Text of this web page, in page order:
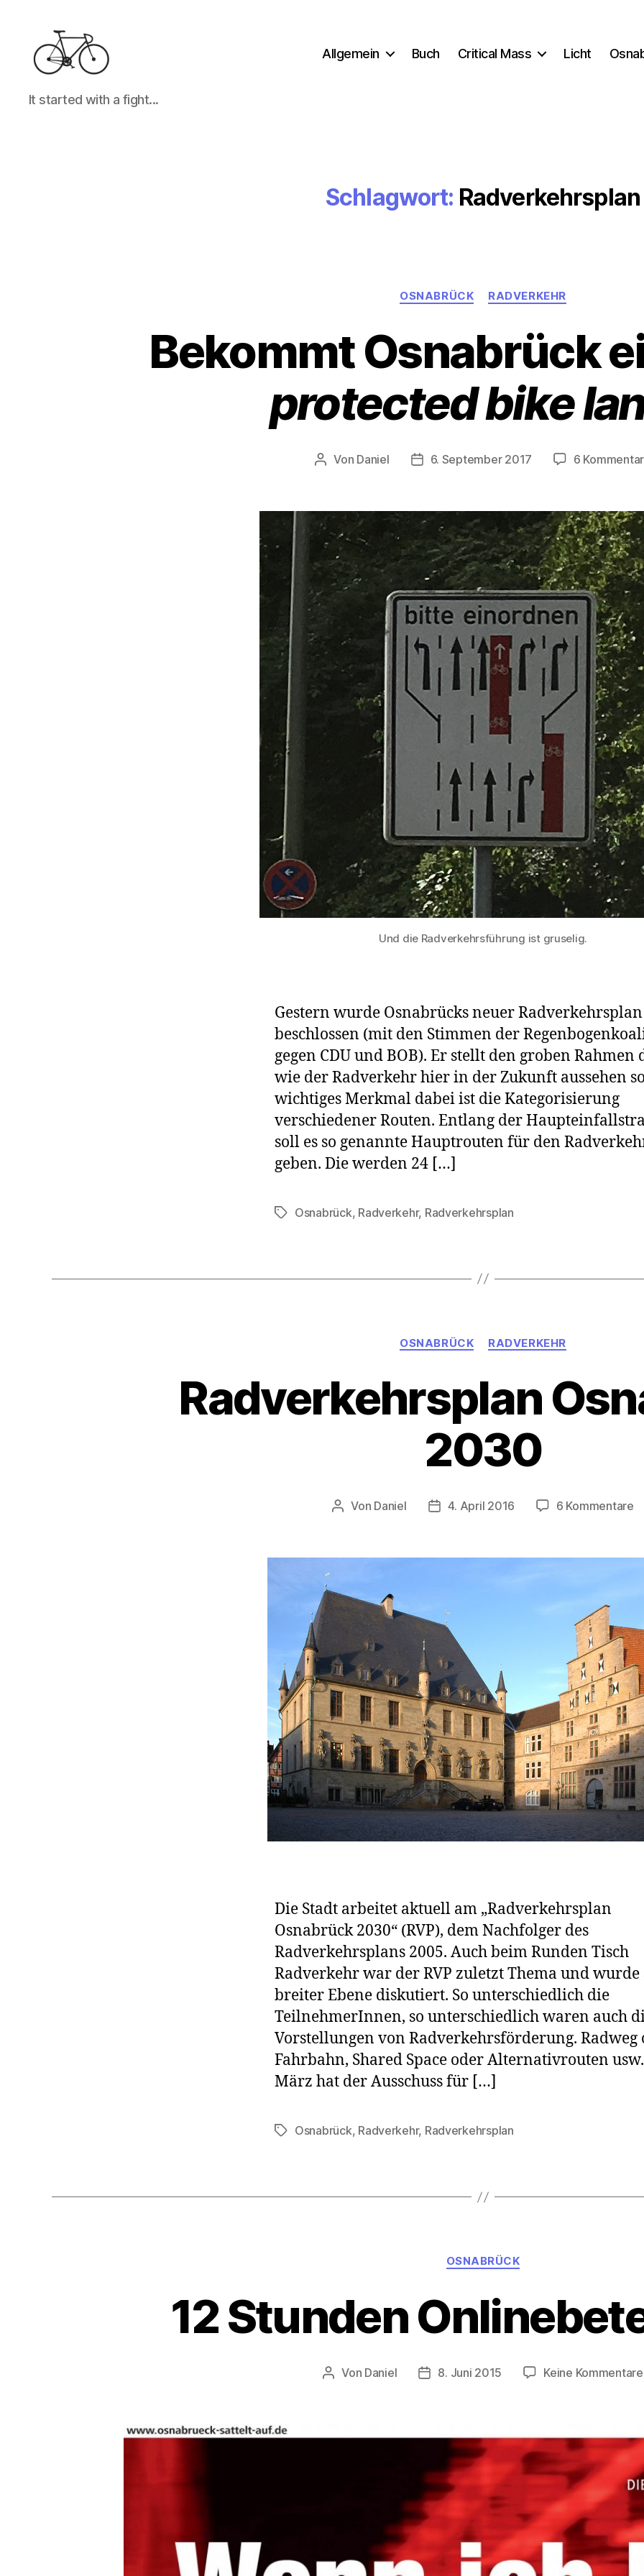
It
started
It started with a fight...
Allgemein Buch Critical Mass Licht
Schlagwort: Radverkehrsplan
Kategorien
OSNABRÜCK RADVERKEHR
Bekommt Osnabrück
protected bike
Beitragsautor
Von Daniel Beitragsdatum
6. September 2017 6
Und die Radverkehrsführung ist gruselig.
Gestern wurde Osnabrücks neuer
beschlossen (mit den Stimmen der
gegen CDU und BOB). Er stellt den groben Rahmen
wie der Radverkehr hier in der Zukunft aussehen
wichtiges Merkmal dabei ist die Kategorisierung
verschiedener Routen. Entlang der
soll es so genannte Hauptrouten für den
geben. Die werden 24 […]
Schlagwörter
Osnabrück, Radverkehr, Radverkehrsplan
Kategorien
OSNABRÜCK RADVERKEHR
Radverkehrsplan
2030
Beitragsautor
Von Daniel Beitragsdatum
4. April 2016 6 Kommentarezu
Die Stadt arbeitet aktuell am „Radverkehrsplan
Osnabrück 2030“ (RVP), dem Nachfolger des
Radverkehrsplans 2005. Auch beim Runden Tisch
Radverkehr war der RVP zuletzt Thema und wurde
breiter Ebene diskutiert. So unterschiedlich die
TeilnehmerInnen, so unterschiedlich waren auch
Vorstellungen von Radverkehrsförderung. Radweg
Fahrbahn, Shared Space oder Alternativrouten
März hat der Ausschuss für […]
Schlagwörter
Osnabrück, Radverkehr, Radverkehrsplan
Kategorien
OSNABRÜCK
12 Stunden
Beitragsautor
Von Daniel Beitragsdatum
8. Juni 2015 Keine Kommentare